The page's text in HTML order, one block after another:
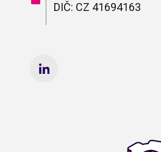
DIČ: CZ 41694163